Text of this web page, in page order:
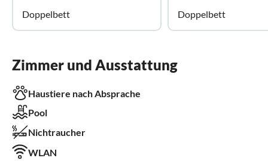
Doppelbett
Doppelbett
Zimmer und Ausstattung
Haustiere nach Absprache
Pool
Nichtraucher
WLAN